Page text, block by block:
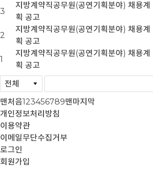
3
지방계약직공무원(공연기획분야) 채용계
획 공고
2
지방계약직공무원(공연기획분야) 채용계
획 공고
1
지방계약직공무원(공연기획분야) 채용계
획 공고
맨처음123456789맨마지막
개인정보처리방침
이용약관
이메일무단수집거부
로그인
회원가입